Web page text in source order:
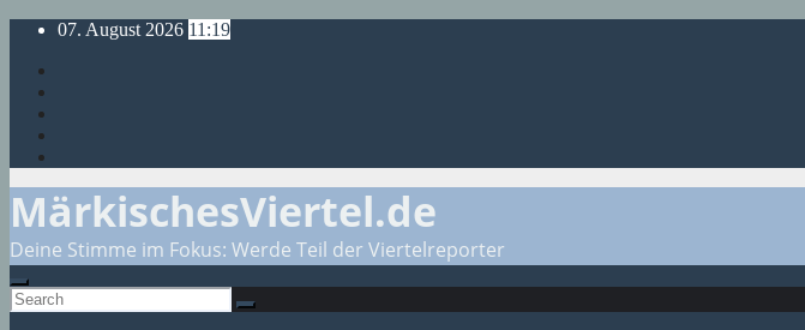
Skip
content
07. August 2026 11:19
MärkischesViertel.de
Deine Stimme im Fokus: Werde Teil der Viertelreporter